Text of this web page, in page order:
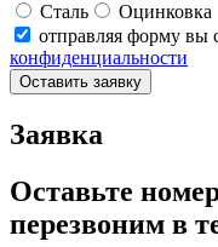
Сталь
Оцинковка
отправляя форму вы
конфиденциальности
Оставить заявку
Заявка
Оставьте
перезвоним в